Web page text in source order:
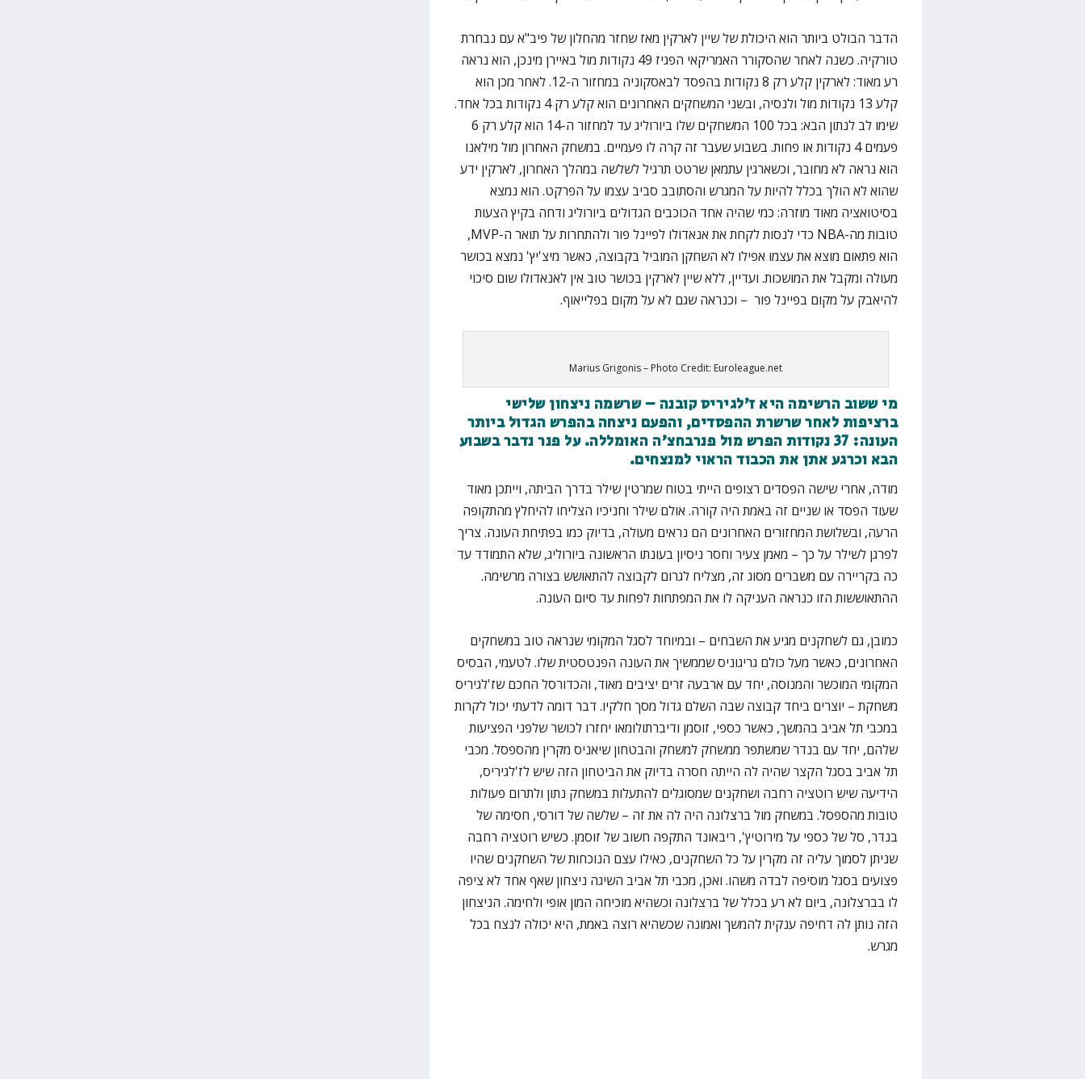
הדבר הבולט ביותר הוא היכולת של שיין לארקין מאז שחזר מהחלון של פיב"א עם נבחרת
טורקיה. כשנה לאחר שהסקורר האמריקאי הפגיז 49 נקודות מול באיירן מינכן, הוא נראה
רע מאוד: לארקין קלע רק 8 נקודות בהפסד לבאסקוניה במחזור ה-12. לאחר מכן הוא
קלע 13 נקודות מול ולנסיה, ובשני המשחקים האחרונים הוא קלע רק 4 נקודות בכל אחד.
שימו לב לנתון הבא: בכל 100 המשחקים שלו ביורוליג עד למחזור ה-14 הוא קלע רק 6
פעמים 4 נקודות או פחות. בשבוע שעבר זה קרה לו פעמיים. במשחק האחרון מול מילאנו
הוא נראה לא מחובר, וכשארגין עתמאן שרטט תרגיל לשלשה במהלך האחרון, לארקין ידע
שהוא לא הולך בכלל להיות על המגרש והסתובב סביב עצמו על הפרקט. הוא נמצא
בסיטואציה מאוד מוזרה: כמי שהיה אחד הכוכבים הגדולים ביורוליג ודחה בקיץ הצעות
טובות מה-NBA כדי לנסות לקחת את אנאדולו לפיינל פור ולהתחרות על תואר ה-MVP,
הוא פתאום מוצא את עצמו אפילו לא השחקן המוביל בקבוצה, כאשר מיצ'יץ' נמצא בכושר
מעולה ומקבל את המושכות. ועדיין, ללא שיין לארקין בכושר טוב אין לאנאדולו שום סיכוי
להיאבק על מקום בפיינל פור – וכנראה שגם לא על מקום בפלייאוף.
Marius Grigonis – Photo Credit: Euroleague.net
מי ששוב הרשימה היא ז'לגיריס קובנה – שרשמה ניצחון שלישי
ברציפות לאחר שרשרת ההפסדים, והפעם ניצחה בהפרש הגדול ביותר
העונה: 37 נקודות הפרש מול פנרבחצ'ה האומללה. על פנר נדבר בשבוע
הבא וכרגע אתן את הכבוד הראוי למנצחים.
מודה, אחרי שישה הפסדים רצופים הייתי בטוח שמרטין שילר בדרך הביתה, וייתכן מאוד
שעוד הפסד או שניים זה באמת היה קורה. אולם שילר וחניכיו הצליחו להיחלץ מהתקופה
הרעה, ובשלושת המחזורים האחרונים הם נראים מעולה, בדיוק כמו בפתיחת העונה. צריך
לפרגן לשילר על כך – מאמן צעיר וחסר ניסיון בעונתו הראשונה ביורוליג, שלא התמודד עד
כה בקריירה עם משברים מסוג זה, מצליח לגרום לקבוצה להתאושש בצורה מרשימה.
ההתאוששות הזו כנראה העניקה לו את המפתחות לפחות עד סיום העונה.
כמובן, גם לשחקנים מגיע את השבחים – ובמיוחד לסגל המקומי שנראה טוב במשחקים
האחרונים, כאשר מעל כולם גריגוניס שממשיך את העונה הפנטסטית שלו. לטעמי, הבסיס
המקומי המוכשר והמנוסה, יחד עם ארבעה זרים יציבים מאוד, והכדורסל החכם שז'לגיריס
משחקת – יוצרים ביחד קבוצה שבה השלם גדול מסך חלקיו. דבר דומה לדעתי יכול לקרות
במכבי תל אביב בהמשך, כאשר כספי, זוסמן ודיברתולומאו יחזרו לכושר שלפני הפציעות
שלהם, יחד עם בנדר שמשתפר ממשחק למשחק והבטחון שיאניס מקרין מהספסל. מכבי
תל אביב בסגל הקצר שהיה לה הייתה חסרה בדיוק את הביטחון הזה שיש לז'לגיריס,
הידיעה שיש רוטציה רחבה ושחקנים שמסוגלים להתעלות במשחק נתון ולתרום פעולות
טובות מהספסל. במשחק מול ברצלונה היה לה את זה – שלשה של דורסי, חסימה של
בנדר, סל של כספי על מירוטיץ', ריבאונד התקפה חשוב של זוסמן. כשיש רוטציה רחבה
שניתן לסמוך עליה זה מקרין על כל השחקנים, כאילו עצם הנוכחות של השחקנים שהיו
פצועים בסגל מוסיפה לבדה משהו. ואכן, מכבי תל אביב השיגה ניצחון שאף אחד לא ציפה
לו בברצלונה, ביום לא רע בכלל של ברצלונה וכשהיא מוכיחה המון אופי ולחימה. הניצחון
הזה נותן לה דחיפה ענקית להמשך ואמונה שכשהיא רוצה באמת, היא יכולה לנצח בכל
מגרש.